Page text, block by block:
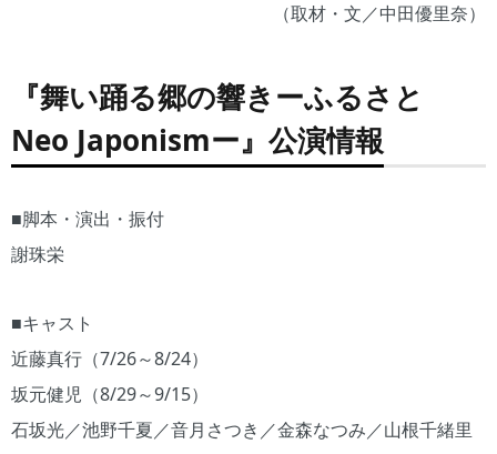
（取材・文／中田優里奈）
『舞い踊る郷の響きーふるさと
Neo Japonismー』公演情報
■脚本・演出・振付
謝珠栄
■キャスト
近藤真行（7/26～8/24）
坂元健児（8/29～9/15）
石坂光／池野千夏／音月さつき／金森なつみ／山根千緒里